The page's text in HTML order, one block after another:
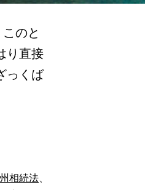
のと
り直接
っくば
相続法